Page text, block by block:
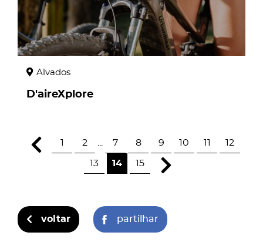
Alvados
D'aireXplore
1 2 7 8 9 10 11 12
13 14 15
voltar partilhar